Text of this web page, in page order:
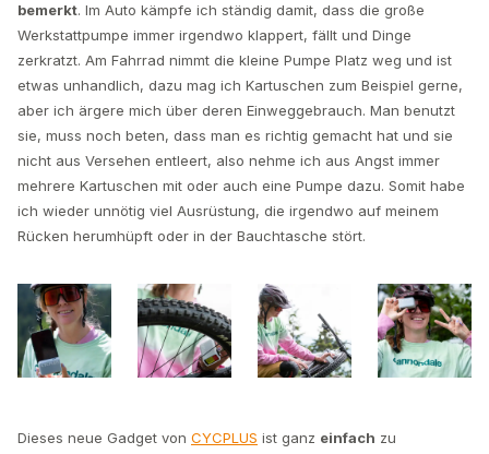
bemerkt. Im Auto kämpfe ich ständig damit, dass die große
Werkstattpumpe immer irgendwo klappert, fällt und Dinge
zerkratzt. Am Fahrrad nimmt die kleine Pumpe Platz weg und ist
etwas unhandlich, dazu mag ich Kartuschen zum Beispiel gerne,
aber ich ärgere mich über deren Einweggebrauch. Man benutzt
sie, muss noch beten, dass man es richtig gemacht hat und sie
nicht aus Versehen entleert, also nehme ich aus Angst immer
mehrere Kartuschen mit oder auch eine Pumpe dazu. Somit habe
ich wieder unnötig viel Ausrüstung, die irgendwo auf meinem
Rücken herumhüpft oder in der Bauchtasche stört.
Dieses neue Gadget von CYCPLUS ist ganz einfach zu